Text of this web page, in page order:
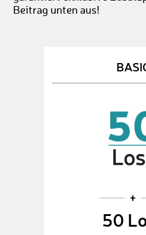
Beitrag unten aus!
50